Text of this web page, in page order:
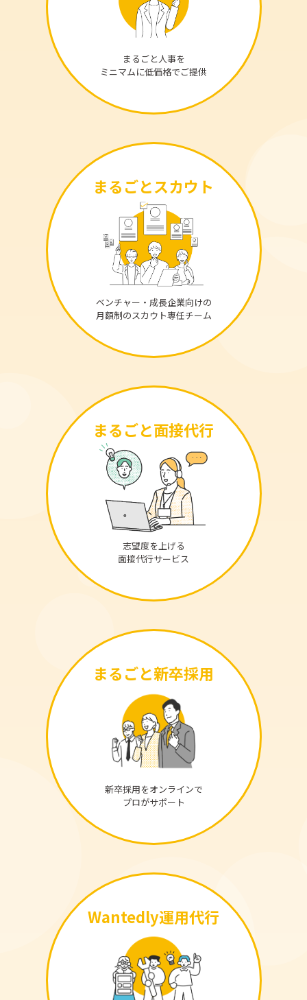
まるごと人事を
ミニマムに低価格でご提供
まるごとスカウト
ベンチャー・成長企業向けの
月額制のスカウト専任チーム
まるごと面接代行
志望度を上げる
面接代行サービス
まるごと新卒採用
新卒採用をオンラインで
プロがサポート
Wantedly運用代行